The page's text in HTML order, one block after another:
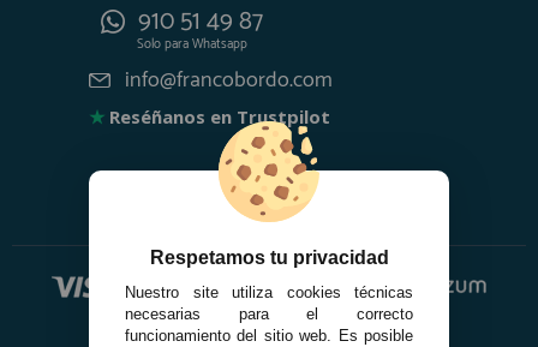
910 51 49 87
Solo paraWhatsapp
info@francobordo.com
★ Reséñanos en Trustpilot
Respetamos tu privacidad
Nuestro site utiliza cookies técnicas
necesarias para el correcto
funcionamiento del sitio web. Es posible